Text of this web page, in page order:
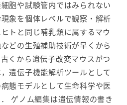
胞や試験管内ではみられない
象を個体レベルで観察・解析
トと同じ哺乳類に属するマウ
どの生殖補助技術が早くから
くから遺伝子改変マウスがつ
遺伝子機能解析ツールとして
態モデルとして生命科学や医
ゲノム編集は遺伝情報の書き